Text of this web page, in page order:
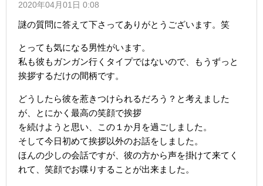
2020年04月01日 0:08
謎の質問に答えて下さってありがとうございます。笑
とっても気になる男性がいます。
私も彼もガンガン行くタイプではないので、もうずっと
挨拶するだけの間柄です。
どうしたら彼を惹きつけられるだろう？と考えました
が、とにかく最高の笑顔で挨拶
を続けようと思い、この１か月を過ごしました。
そして今日初めて挨拶以外のお話をしました。
ほんの少しの会話ですが、彼の方から声を掛けて来てく
れて、笑顔でお喋りすることが出来ました。